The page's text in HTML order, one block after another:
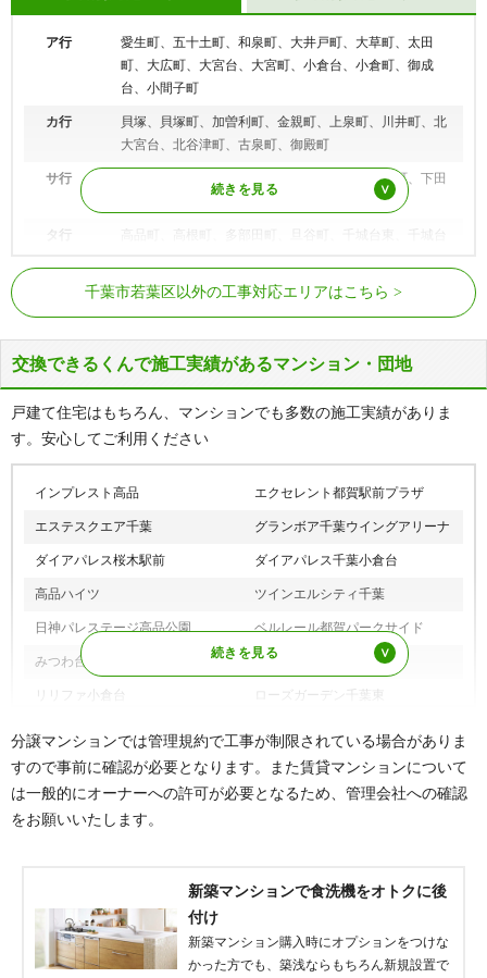
ア行
愛生町、五十土町、和泉町、大井戸町、大草町、太田
町、大広町、大宮台、大宮町、小倉台、小倉町、御成
台、小間子町
カ行
貝塚、貝塚町、加曽利町、金親町、上泉町、川井町、北
大宮台、北谷津町、古泉町、御殿町
サ行
坂月町、桜木、桜木北、更科町、佐和町、下泉町、下田
タ行
高品町、高根町、多部田町、旦谷町、千城台東、千城台
ナ行 中田町、中野町、西都賀、野呂町
ヤ行 谷当町
ワ行 若松台、若松町
JR総武本線 都賀駅
動物公園駅、みつわ台駅、都賀駅、桜
千葉市若葉区以外の工事対応エリアはこちら
交換できるくんで施工実績があるマンション・団地
戸建て住宅はもちろん、マンションでも多数の施工実績がありま
す。安心してご利用ください
インプレスト高品 エクセレント都賀駅前プラザ
エステスクエア千葉 グランボア千葉ウイングアリーナ
ダイアパレス桜木駅前 ダイアパレス千葉小倉台
高品ハイツ ツインエルシティ千葉
日神パレステージ高品公園 ベルレール都賀パークサイド
みつわ台団地 リノア都賀
リリファ小倉台 ローズガーデン千葉東
ドヒルズ
※その他、多数の実績がございます。
分譲マンションでは管理規約で工事が制限されている場合がありま
すので事前に確認が必要となります。また賃貸マンションについて
は一般的にオーナーへの許可が必要となるため、管理会社への確認
をお願いいたします。
新築マンションで食洗機をオトクに後
付け
新築マンション購入時にオプションをつけな
かった方でも、築浅ならもちろん新規設置で